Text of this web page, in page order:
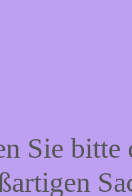
Sie